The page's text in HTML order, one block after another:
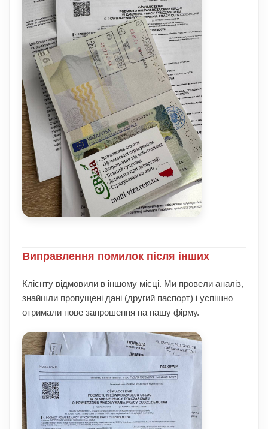
Виправлення помилок після інших
Клієнту відмовили в іншому місці. Ми провели аналіз,
знайшли пропущені дані (другий паспорт) і успішно
отримали нове запрошення на нашу фірму.